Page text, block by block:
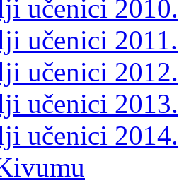
učenici 2010.
učenici 2011.
učenici 2012.
učenici 2013.
učenici 2014.